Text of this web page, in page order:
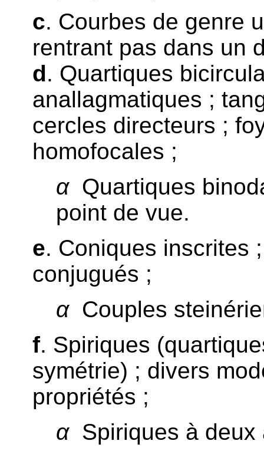
c. Courbes de genre
rentrant pas dans un
d. Quartiques
anallagmatiques ;
cercles directeurs ;
homofocales ;
αQuartiques
point de vue.
e. Coniques inscrites
conjugués ;
αCouples
f. Spiriques
symétrie) ; divers
propriétés ;
αSpiriques à deux